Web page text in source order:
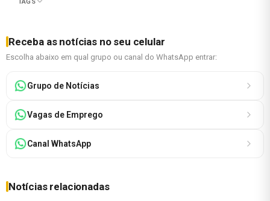
Receba as notícias no seu celular
Escolha abaixo em qual grupo ou canal do WhatsApp entrar:
Grupo de Notícias
Vagas de Emprego
Canal WhatsApp
Notícias relacionadas